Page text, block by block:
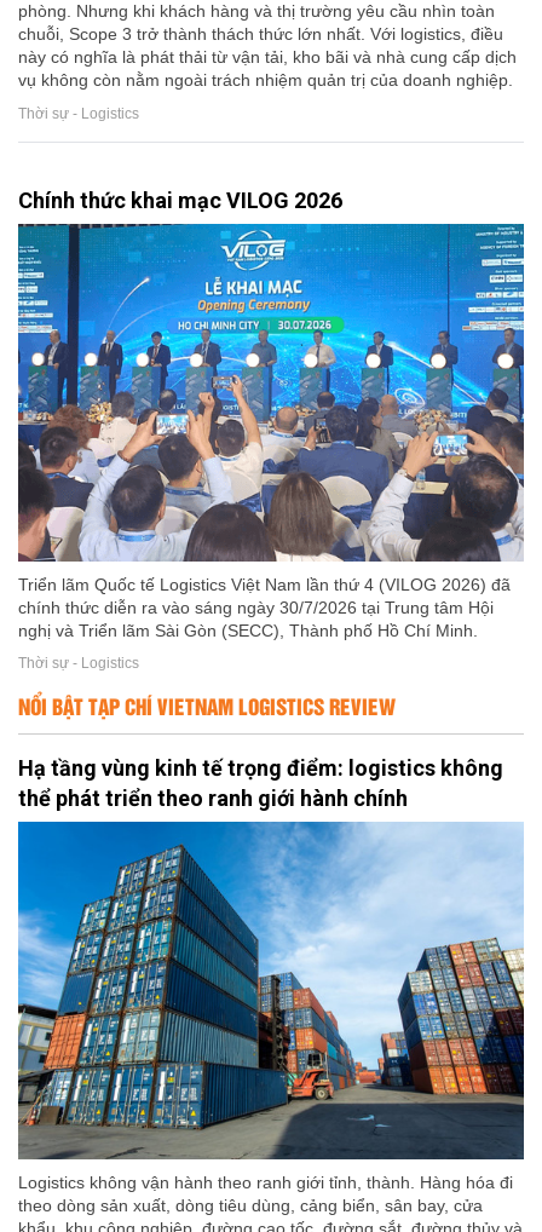
phòng. Nhưng khi khách hàng và thị trường yêu cầu nhìn toàn
chuỗi, Scope 3 trở thành thách thức lớn nhất. Với logistics, điều
này có nghĩa là phát thải từ vận tải, kho bãi và nhà cung cấp dịch
vụ không còn nằm ngoài trách nhiệm quản trị của doanh nghiệp.
Thời sự - Logistics
Chính thức khai mạc VILOG 2026
Triển lãm Quốc tế Logistics Việt Nam lần thứ 4 (VILOG 2026) đã
chính thức diễn ra vào sáng ngày 30/7/2026 tại Trung tâm Hội
nghị và Triển lãm Sài Gòn (SECC), Thành phố Hồ Chí Minh.
Thời sự - Logistics
NỔI BẬT TẠP CHÍ VIETNAM LOGISTICS REVIEW
Hạ tầng vùng kinh tế trọng điểm: logistics không
thể phát triển theo ranh giới hành chính
Logistics không vận hành theo ranh giới tỉnh, thành. Hàng hóa đi
theo dòng sản xuất, dòng tiêu dùng, cảng biển, sân bay, cửa
khẩu, khu công nghiệp, đường cao tốc, đường sắt, đường thủy và